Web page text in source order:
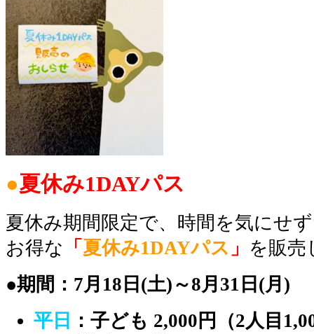
●夏休み1DAYパス
夏休み期間限定で、時間を気にせ
お得な 「 夏休み1DAYパス 」 を販売
●期間：7月18日(土)～8月31日(月)
平日 ：子ども 2,000円（2人目